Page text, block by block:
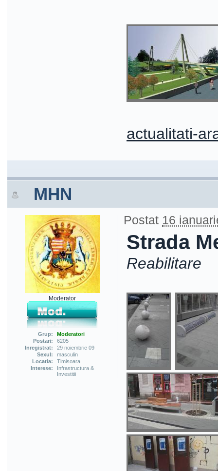
actualitati-
MHN
Moderator
Grup:
Moderatori
Postari:
6205
Inregistrat:
29 noiembrie 09
Sexul:
masculin
Locatia:
Timisoara
Interese:
Infrastructura &
Investitii
Postat 16
Strada
Reabilitare